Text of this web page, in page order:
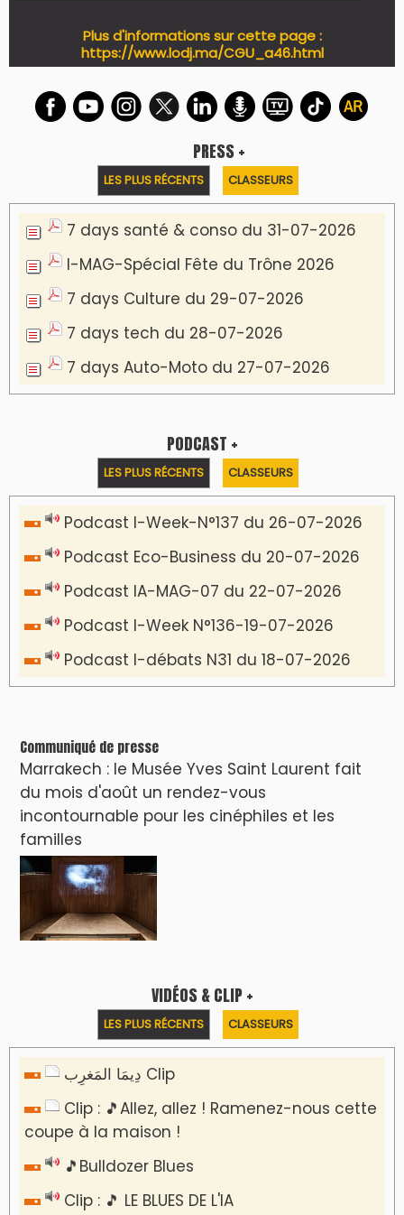
Plus d'informations sur cette page :
https://www.lodj.ma/CGU_a46.html
PRESS +
LES PLUS RÉCENTS CLASSEURS
7 days santé & conso du 31-07-2026
I-MAG-Spécial Fête du Trône 2026
7 days Culture du 29-07-2026
7 days tech du 28-07-2026
7 days Auto-Moto du 27-07-2026
PODCAST +
LES PLUS RÉCENTS CLASSEURS
Podcast I-Week-N°137 du 26-07-2026
Podcast Eco-Business du 20-07-2026
Podcast IA-MAG-07 du 22-07-2026
Podcast I-Week N°136-19-07-2026
Podcast I-débats N31 du 18-07-2026
Communiqué de presse
Marrakech : le Musée Yves Saint Laurent fait
du mois d'août un rendez-vous
incontournable pour les cinéphiles et les
familles
VIDÉOS & CLIP +
LES PLUS RÉCENTS CLASSEURS
دِيمَا المَغرِب Clip
Clip : 🎵Allez, allez ! Ramenez-nous cette
coupe à la maison !
🎵Bulldozer Blues
Clip : 🎵 LE BLUES DE L'IA